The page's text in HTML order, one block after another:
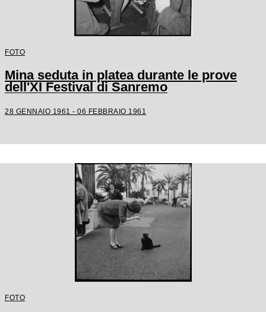
FOTO
Mina seduta in platea durante le prove
dell'XI Festival di Sanremo
28 GENNAIO 1961 - 06 FEBBRAIO 1961
FOTO